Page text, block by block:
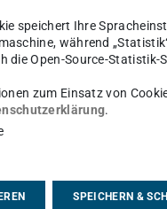
2023
M Sc
Datei, 549kB)
Systeme und
M.Sc. Autonome Systeme
speichert Ihre
während
die Open-Source-Statistik-
zum Einsatz von
.
SPEICHERN &